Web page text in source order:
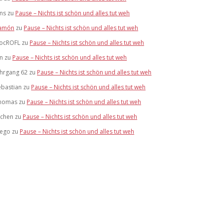
zu Pause – Nichts ist schön und alles tut weh
zu Pause – Nichts ist schön und alles tut weh
zu Pause – Nichts ist schön und alles tut weh
zu Pause – Nichts ist schön und alles tut weh
62 zu Pause – Nichts ist schön und alles tut weh
zu Pause – Nichts ist schön und alles tut weh
zu Pause – Nichts ist schön und alles tut weh
zu Pause – Nichts ist schön und alles tut weh
zu Pause – Nichts ist schön und alles tut weh